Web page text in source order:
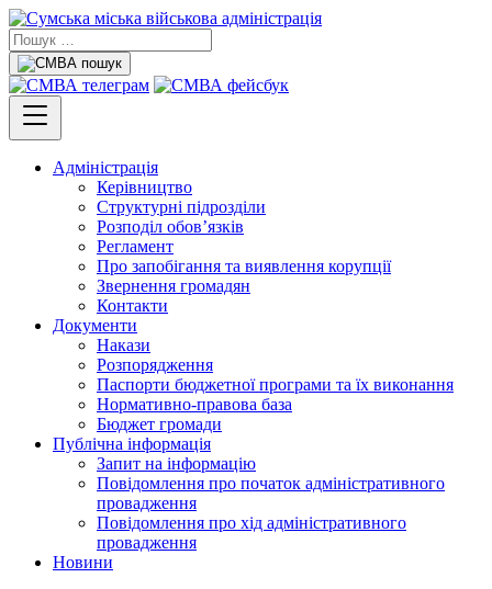
Адміністрація
Керівництво
Структурні підрозділи
Розподіл обов’язків
Регламент
Про запобігання та виявлення корупції
Звернення громадян
Контакти
Документи
Накази
Розпорядження
Паспорти бюджетної програми та їх виконання
Нормативно-правова база
Бюджет громади
Публічна інформація
Запит на інформацію
Повідомлення про початок адміністративного
провадження
Повідомлення про хід адміністративного
провадження
Новини